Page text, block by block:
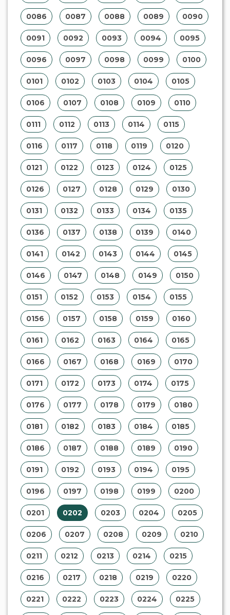
0086 0087 0088 0089 0090
0091 0092 0093 0094 0095
0096 0097 0098 0099 0100
0101 0102 0103 0104 0105
0106 0107 0108 0109 0110
0111 0112 0113 0114 0115
0116 0117 0118 0119 0120
0121 0122 0123 0124 0125
0126 0127 0128 0129 0130
0131 0132 0133 0134 0135
0136 0137 0138 0139 0140
0141 0142 0143 0144 0145
0146 0147 0148 0149 0150
0151 0152 0153 0154 0155
0156 0157 0158 0159 0160
0161 0162 0163 0164 0165
0166 0167 0168 0169 0170
0171 0172 0173 0174 0175
0176 0177 0178 0179 0180
0181 0182 0183 0184 0185
0186 0187 0188 0189 0190
0191 0192 0193 0194 0195
0196 0197 0198 0199 0200
0201 0202 0203 0204 0205
0206 0207 0208 0209 0210
0211 0212 0213 0214 0215
0216 0217 0218 0219 0220
0221 0222 0223 0224 0225